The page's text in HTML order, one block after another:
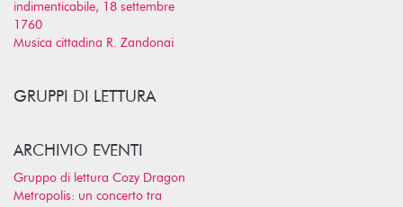
indimenticabile, 18 settembre
1760
Musica cittadina R. Zandonai
GRUPPI DI LETTURA
ARCHIVIO EVENTI
Gruppo di lettura Cozy Dragon
Metropolis: un concerto tra